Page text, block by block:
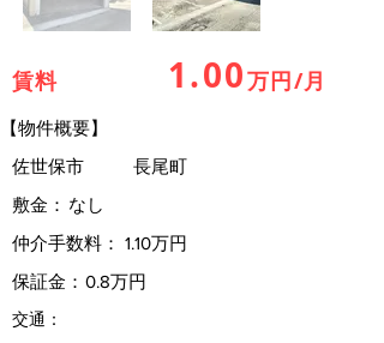
賃料 1.00万円/月
【物件概要】
佐世保市
長尾町
敷金： なし
仲介手数料： 1.10万円
保証金： 0.8万円
交通：